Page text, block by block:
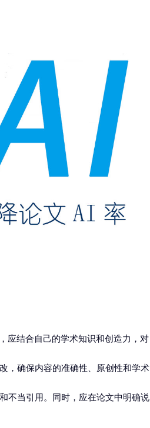
应结合自己的学术知识和创造力，对
，确保内容的准确性、原创性和学术
不当引用。同时，应在论文中明确说